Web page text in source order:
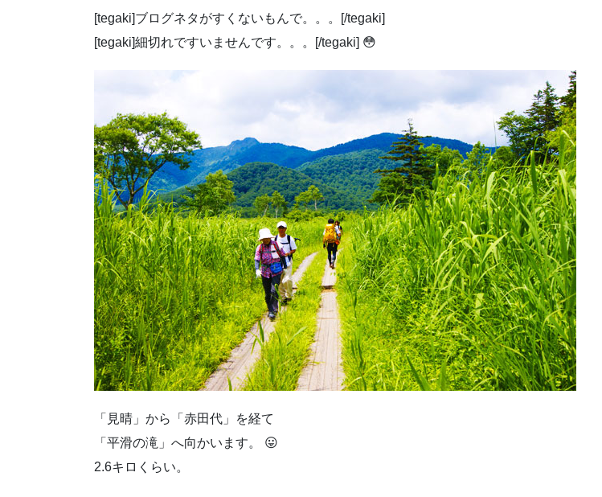
[tegaki]ブログネタがすくないもんで。。。[/tegaki]
[tegaki]細切れですいませんです。。。[/tegaki] 😳
「見晴」から「赤田代」を経て
「平滑の滝」へ向かいます。 😛
2.6キロくらい。